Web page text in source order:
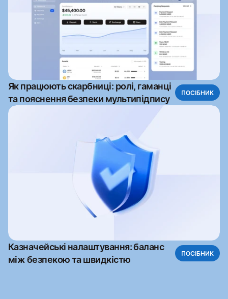
Як працюють скарбниці: ролі, гаманці
та пояснення безпеки мультипідпису
ПОСІБНИК
Казначейські налаштування: баланс
між безпекою та швидкістю
ПОСІБНИК